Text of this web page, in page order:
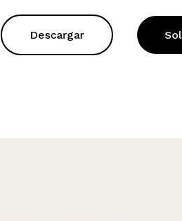
Descargar